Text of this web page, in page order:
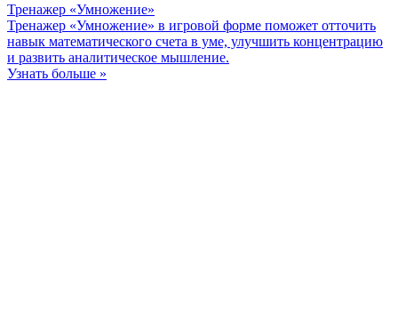
Тренажер «Умножение»
Тренажер «Умножение» в игровой форме поможет отточить
навык математического счета в уме, улучшить концентрацию
и развить аналитическое мышление.
Узнать больше »